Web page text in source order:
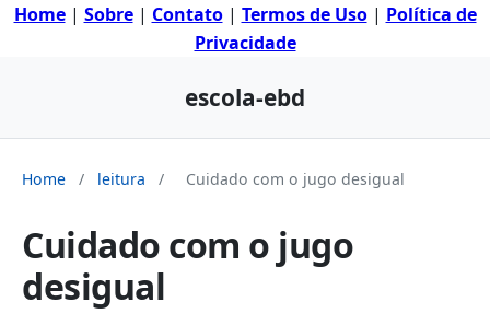
Home| Sobre| Contato| Termos de Uso| Política de
Privacidade
escola-ebd
Home / leitura / Cuidado com o jugo desigual
Cuidado com o jugo
desigual